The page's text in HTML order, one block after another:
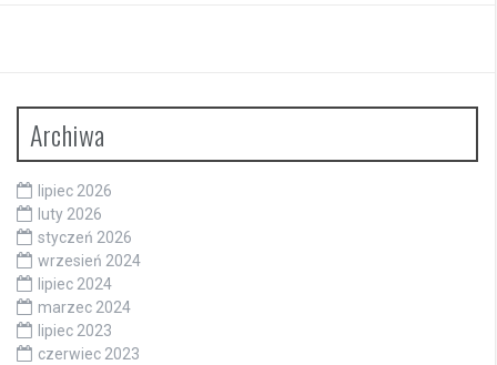
Archiwa
lipiec 2026
luty 2026
styczeń 2026
wrzesień 2024
lipiec 2024
marzec 2024
lipiec 2023
czerwiec 2023